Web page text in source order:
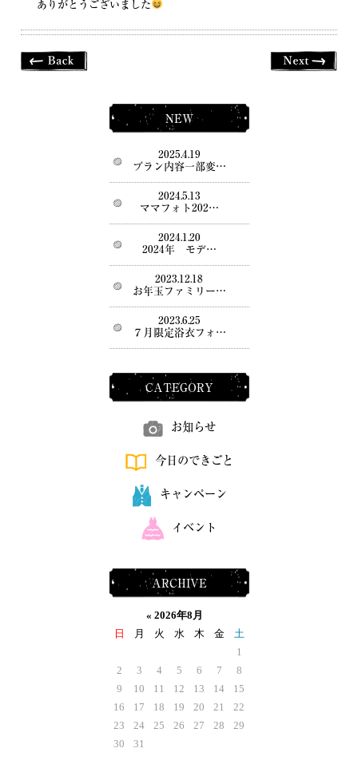
ありがとうございました
NEW
2025.4.19
プラン内容一部変…
2024.5.13
ママフォト202…
2024.1.20
2024年 モデ…
2023.12.18
お年玉ファミリー…
2023.6.25
７月限定浴衣フォ…
CATEGORY
お知らせ
今日のできごと
キャンペーン
イベント
ARCHIVE
« 2026年8月
日
月 火 水 木 金
土
1
2
3 4 5 6 7
8
9
10 11 12 13 14
15
16
17 18 19 20 21
22
23
24 25 26 27 28
29
30
31